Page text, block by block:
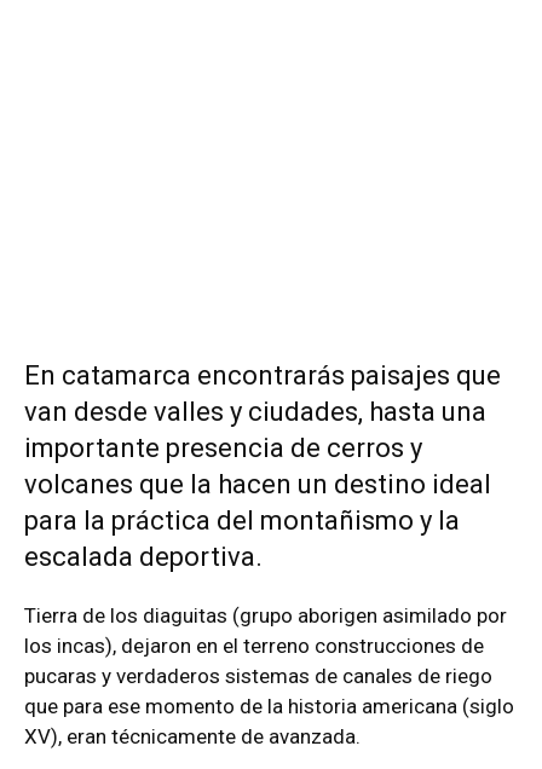
En catamarca encontrarás paisajes que
van desde valles y ciudades, hasta una
importante presencia de cerros y
volcanes que la hacen un destino ideal
para la práctica del montañismo y la
escalada deportiva.
Tierra de los diaguitas (grupo aborigen asimilado por
los incas), dejaron en el terreno construcciones de
pucaras y verdaderos sistemas de canales de riego
que para ese momento de la historia americana (siglo
XV), eran técnicamente de avanzada.